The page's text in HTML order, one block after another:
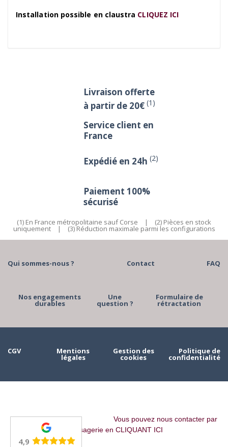
Installation possible en claustra CLIQUEZ ICI
Livraison offerte
à partir de 20€ (1)
Service client en
France
Expédié en 24h (2)
Paiement 100%
sécurisé
(1) En France métropolitaine sauf Corse | (2) Pièces en stock
uniquement | (3) Réduction maximale parmi les configurations
Qui sommes-nous ? Contact FAQ
Nos engagements
durables
Une
question ?
Formulaire de
rétractation
CGV Mentions
légales
Gestion des
cookies
Politique de
confidentialité
Vous pouvez nous contacter par
messagerie en CLIQUANT ICI
4,9